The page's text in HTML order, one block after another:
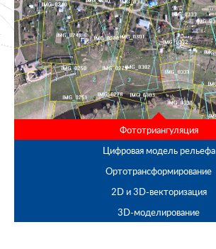
Фототриангуляция
Цифровая модель рельефа
Ортотрансформирование
2D и 3D-векторизация
3D-моделирование